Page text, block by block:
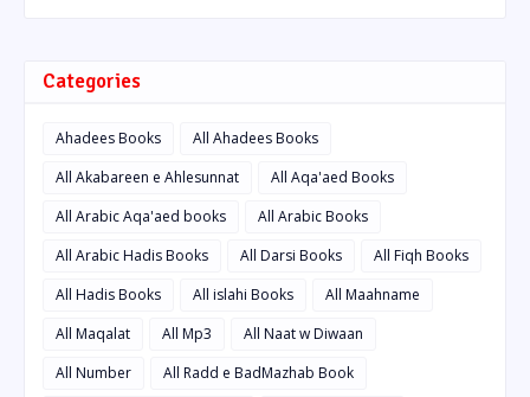
Categories
Ahadees Books
All Ahadees Books
All Akabareen e Ahlesunnat
All Aqa'aed Books
All Arabic Aqa'aed books
All Arabic Books
All Arabic Hadis Books
All Darsi Books
All Fiqh Books
All Hadis Books
All islahi Books
All Maahname
All Maqalat
All Mp3
All Naat w Diwaan
All Number
All Radd e BadMazhab Book